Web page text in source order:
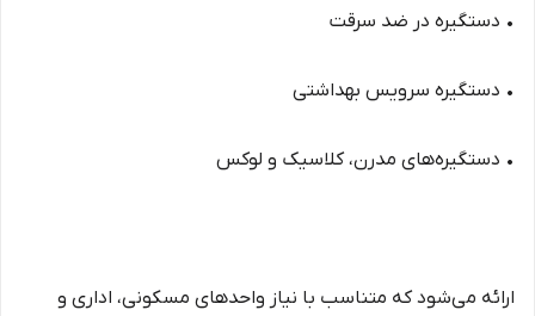
• دستگیره در ضد سرقت
• دستگیره سرویس بهداشتی
• دستگیره‌های مدرن، کلاسیک و لوکس
ارائه می‌شود که متناسب با نیاز واحدهای مسکونی، اداری و